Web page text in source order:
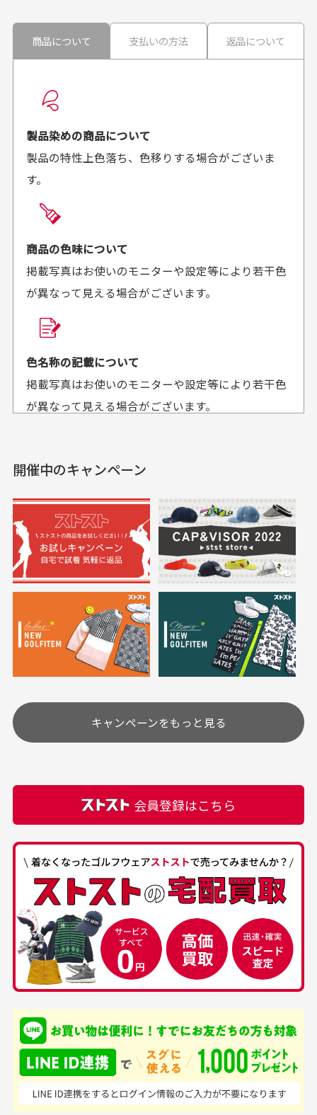
30代男性
良かった！
がとうございます。丁寧
に梱包されていて、商品
の状態も良好でした。気
があればよろしくお願い
30代男性
来ました。またお願いし
セールかつポイント
も使えて、お得に購
入出来ました
セールかつポイントも使
満足です。
おります
欲しかったスカートが購
30代女性
高価なブルゾンがお
高価なブルゾンがお安く
購入できました。状態も
最高でした。
30代女性
いつも素敵な商品を
す
美品です。いつも素敵な
商品をありがとうござい
ます。
30代男性
中古ゴルフウェアの
品揃えがすごい
て、ここまでゴルフブラ
ンドの取り扱いがあるの
はすごい。 毎日たくさ
んの商品がアップされて
いるので新作チェックす
50代男性
安心して中古ウェア
を買えるお店です
ており商品を大切にして
いる感が伝わってきまし
た 「フロント部分に汚
れあり」と記載ありまし
お届け希望日時をご指定頂けます。
ご注文時にご指定下さい。
商品の受け渡しは、ゆうパックでの配送のみとさせて
頂いております。
商品購入からどれくらいで発送してもらえます
か？
平日午前9時までのご注文で最短当日発送させて頂いて
おります。
せて頂いております。
送料はいくらかかりますか？
何点ご購入頂いた場合も全国一律で800円とさせて頂
いております。(1配送先につき)
また5,000円(税込)以上お買い物をして頂けた場合は送
※必ず１つのショッピングカートに複数商品を入れて
ご注文下さいませ。
定休日はありますか？
土.日.祝日は定休日となっております。
その他の休日につきましてはサイト上にて告知させて
頂きます。
カートの有効時間はありますか？
は自動的にカート内の商品が削除されますのでご注意
下さい。
お気に入り機能をご利用下さい。
商品について 支払いの方法 返品について
製品染めの商品について
製品の特性上色落ち、色移りする場合がございま
す。
商品の色味について
掲載写真はお使いのモニターや設定等により若干色
が異なって見える場合がございます。
色名称の記載について
掲載写真はお使いのモニターや設定等により若干色
が異なって見える場合がございます。
実寸サイズについて
一点一点手作業で計測しておりますので、若干の誤
差が生じる場合がございます。
においについて
ユーズド商品の特性故、メンテンスを行っておりま
すが、におい（煙草、香水、お香、古着特有の香
り、柔軟剤等)が付着している場合がございます。
付属品について
付属品の記載につきましては、弊社に入荷した時点
ある場合もございます。
経年劣化について
当店では商品の管理には細心の注意を払っておりま
すが、経年により素材の劣化やパーツの強度低下が
生じている場合がございます。
銀行振込（前払い）
入金確認後商品発送となります。
※土曜、日曜、祝日は入金確認及び発送業務は致しておりま
せん。
尚、お振込み手数料はお客様ご負担となります。入金確認後
商品発送となります。
ご注文頂いてから7日以内をお振込み期限とさせ
申し込まれた商品と届いた商品が異なっている場合
商品説明に記載されていない汚れやダメージがある商品
の場合
開催中のキャンペーン
キャンペーンをもっと見る
会員登録はこちら